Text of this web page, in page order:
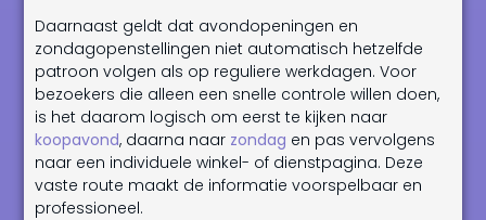
Daarnaast geldt dat avondopeningen en
zondagopenstellingen niet automatisch hetzelfde
patroon volgen als op reguliere werkdagen. Voor
bezoekers die alleen een snelle controle willen doen,
is het daarom logisch om eerst te kijken naar
koopavond, daarna naar zondag en pas vervolgens
naar een individuele winkel- of dienstpagina. Deze
vaste route maakt de informatie voorspelbaar en
professioneel.